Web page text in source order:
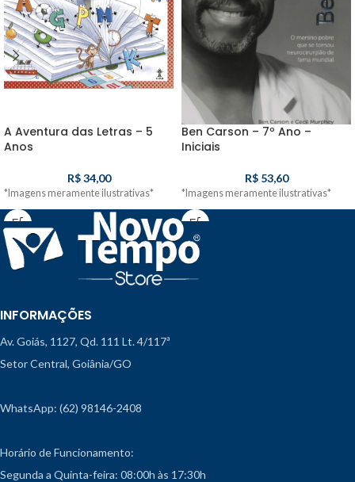
A Aventura das Letras – 5
Anos
R$34,00
*Imagens meramente ilustrativas*
Ben Carson – 7º Ano –
Iniciais
R$53,60
*Imagens meramente ilustrativas*
INFORMAÇÕES
Av. Goiás, 1127, Qd. 111 Lt. 4/117ª
Setor Central, Goiânia/GO
WhatsApp: (62) 98146-2408
Horário de Funcionamento:
Segunda a Quinta-feira: 08:00h às 17:30h